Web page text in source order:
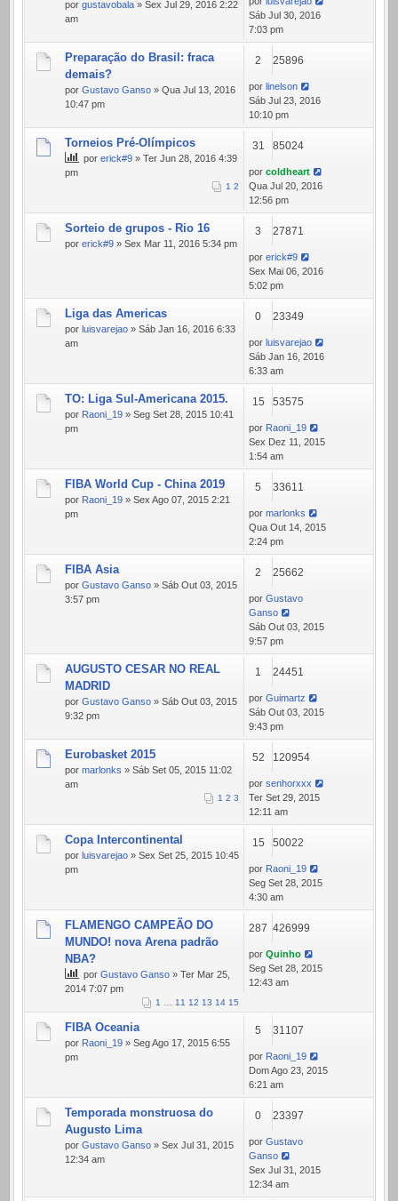
por gustavobala » Sex Jul 29, 2016 2:22
am
Sáb Jul 30, 2016
7:03 pm
Preparação do Brasil: fraca
demais?
por Gustavo Ganso » Qua Jul 13, 2016
10:47 pm
2 25896
por linelson
Sáb Jul 23, 2016
10:10 pm
Torneios Pré-Olímpicos
por erick#9 » Ter Jun 28, 2016 4:39
pm
1 2
31 85024
por coldheart
Qua Jul 20, 2016
12:56 pm
Sorteio de grupos - Rio 16
por erick#9 » Sex Mar 11, 2016 5:34 pm
3 27871
por erick#9
Sex Mai 06, 2016
5:02 pm
Liga das Americas
por luisvarejao » Sáb Jan 16, 2016 6:33
am
0 23349
por luisvarejao
Sáb Jan 16, 2016
6:33 am
TO: Liga Sul-Americana 2015.
por Raoni_19 » Seg Set 28, 2015 10:41
pm
15 53575
por Raoni_19
Sex Dez 11, 2015
1:54 am
FIBA World Cup - China 2019
por Raoni_19 » Sex Ago 07, 2015 2:21
pm
5 33611
por marlonks
Qua Out 14, 2015
2:24 pm
FIBA Asia
por Gustavo Ganso » Sáb Out 03, 2015
3:57 pm
2 25662
por Gustavo
Ganso
Sáb Out 03, 2015
9:57 pm
AUGUSTO CESAR NO REAL
MADRID
por Gustavo Ganso » Sáb Out 03, 2015
9:32 pm
1 24451
por Guimartz
Sáb Out 03, 2015
9:43 pm
Eurobasket 2015
por marlonks » Sáb Set 05, 2015 11:02
am
1 2 3
52 120954
por senhorxxx
Ter Set 29, 2015
12:11 am
Copa Intercontinental
por luisvarejao » Sex Set 25, 2015 10:45
pm
15 50022
por Raoni_19
Seg Set 28, 2015
4:30 am
FLAMENGO CAMPEÃO DO
MUNDO! nova Arena padrão
NBA?
por Gustavo Ganso » Ter Mar 25,
2014 7:07 pm
1 … 11 12 13 14 15
287 426999
por Quinho
Seg Set 28, 2015
12:43 am
FIBA Oceania
por Raoni_19 » Seg Ago 17, 2015 6:55
pm
5 31107
por Raoni_19
Dom Ago 23, 2015
6:21 am
Temporada monstruosa do
Augusto Lima
por Gustavo Ganso » Sex Jul 31, 2015
12:34 am
0 23397
por Gustavo
Ganso
Sex Jul 31, 2015
12:34 am